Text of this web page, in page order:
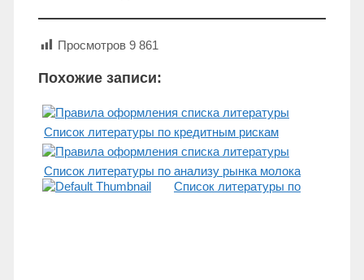
Просмотров 9 861
Похожие записи:
Список литературы по кредитным рискам
Список литературы по анализу рынка молока
Список литературы по